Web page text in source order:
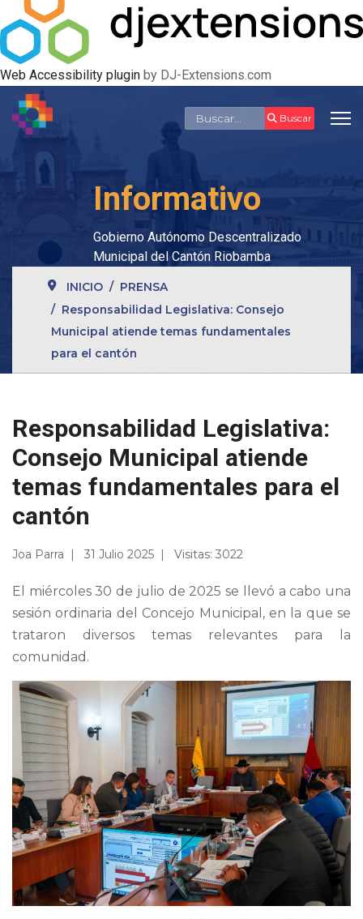
Web Accessibility plugin by DJ-Extensions.com
Buscar Buscar
Informativo
Gobierno Autónomo Descentralizado
Municipal del Cantón Riobamba
INICIO
PRENSA
Responsabilidad Legislativa: Consejo
Municipal atiende temas fundamentales
para el cantón
Responsabilidad Legislativa:
Consejo Municipal atiende
temas fundamentales para el
cantón
Joa Parra 31 Julio 2025 Visitas: 3022
El miércoles 30 de julio de 2025 se llevó a cabo una
sesión ordinaria del Concejo Municipal, en la que se
trataron diversos temas relevantes para la
comunidad.